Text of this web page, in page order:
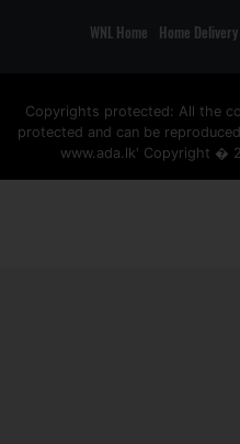
WNL Home Home Delivery
Copyrights protected: All the
protected and can be
www.ada.lk' Copyright �